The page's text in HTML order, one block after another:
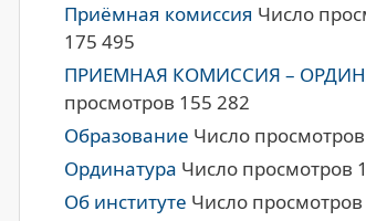
Приёмная комиссия Число
175 495
ПРИЕМНАЯ КОМИССИЯ –
просмотров 155 282
Образование Число
Ординатура Число просмотров
Об институте Число